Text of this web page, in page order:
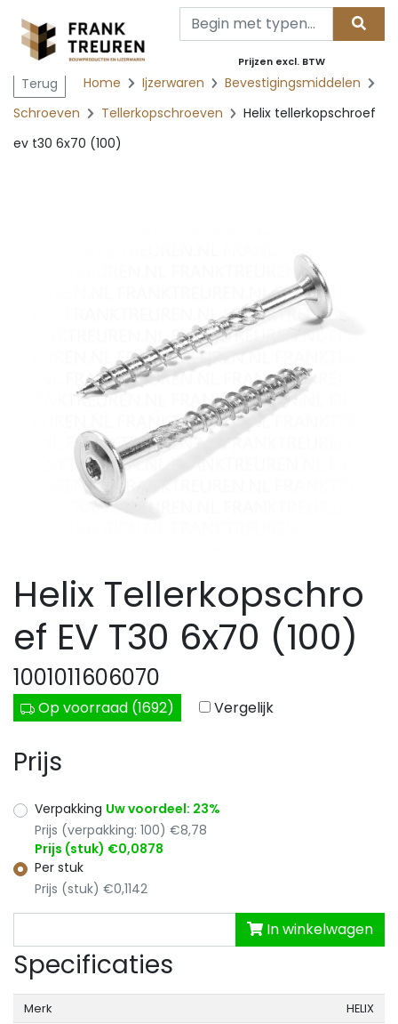
Prijzen excl. BTW
Terug Home Ijzerwaren
Bevestigingsmiddelen
Schroeven
Tellerkopschroeven
Helix tellerkopschroef
ev t30 6x70 (100)
Helix Tellerkopschro
ef EV T30 6x70 (100)
1001011606070
Op voorraad (1692) Vergelijk
Prijs
Verpakking Uw voordeel: 23%
Prijs (verpakking: 100) €8,78
Prijs (stuk) €0,0878
Per stuk
Prijs (stuk) €0,1142
In winkelwagen
Specificaties
Merk
HELIX